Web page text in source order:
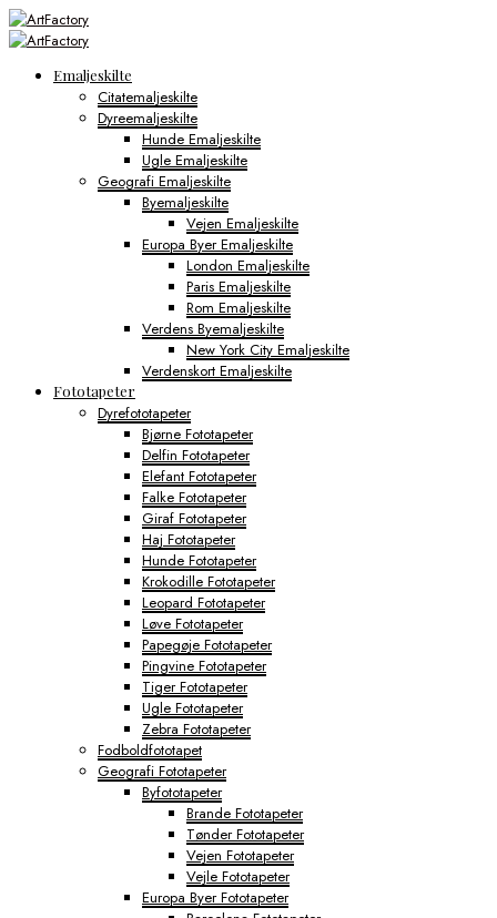
Emaljeskilte
Citatemaljeskilte
Dyreemaljeskilte
Hunde Emaljeskilte
Ugle Emaljeskilte
Geografi Emaljeskilte
Byemaljeskilte
Vejen Emaljeskilte
Europa Byer Emaljeskilte
London Emaljeskilte
Paris Emaljeskilte
Rom Emaljeskilte
Verdens Byemaljeskilte
New York City Emaljeskilte
Verdenskort Emaljeskilte
Fototapeter
Dyrefototapeter
Bjørne Fototapeter
Delfin Fototapeter
Elefant Fototapeter
Falke Fototapeter
Giraf Fototapeter
Haj Fototapeter
Hunde Fototapeter
Krokodille Fototapeter
Leopard Fototapeter
Løve Fototapeter
Papegøje Fototapeter
Pingvine Fototapeter
Tiger Fototapeter
Ugle Fototapeter
Zebra Fototapeter
Fodboldfototapet
Geografi Fototapeter
Byfototapeter
Brande Fototapeter
Tønder Fototapeter
Vejen Fototapeter
Vejle Fototapeter
Europa Byer Fototapeter